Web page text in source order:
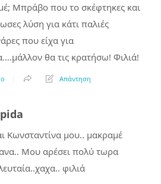
Μπράβο που το σκέφτηκες και
λύση για κάτι παλιές
που είχα για
θα τις κρατήσω! Φιλιά!
Απάντηση
Κωνσταντίνα μου.. μακραμέ
Μου αρέσει πολύ τωρα
φιλιά